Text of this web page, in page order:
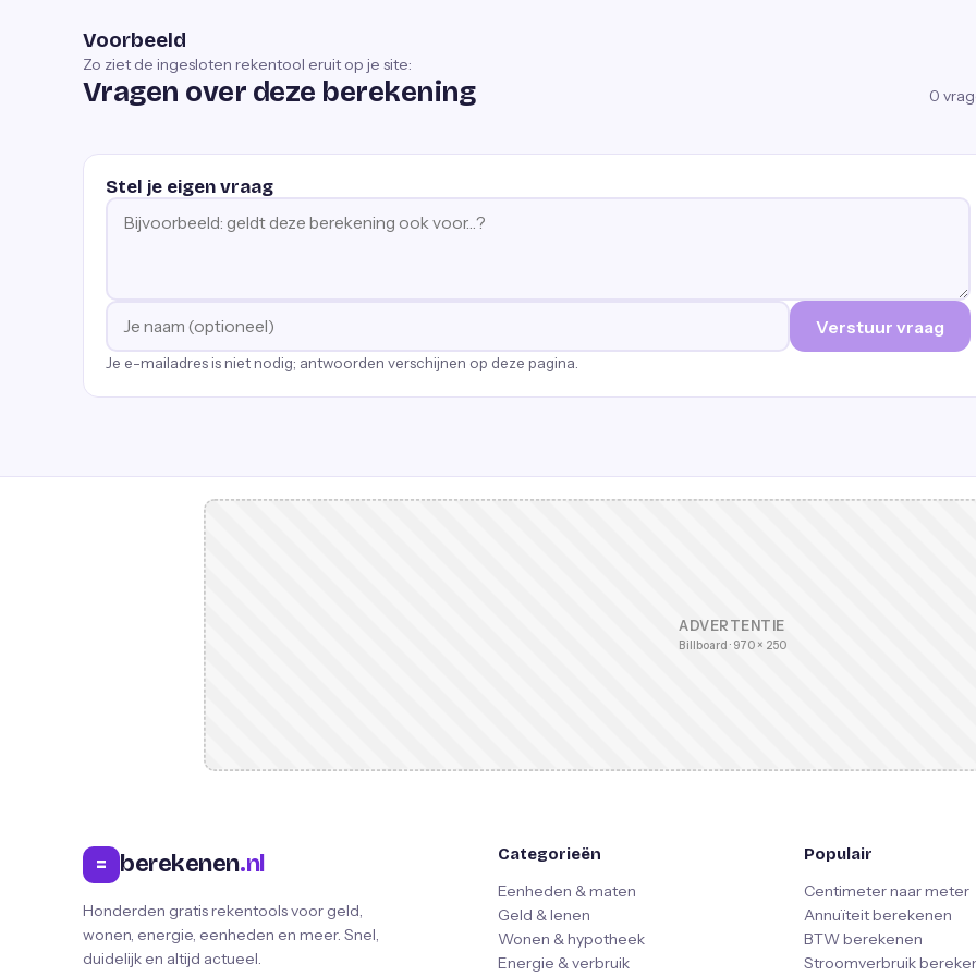
Voorbeeld
Zo ziet de ingesloten rekentool eruit op je site:
Vragen over deze berekening 0
Stel je eigen vraag
Verstuur vraag
Je e-mailadres is niet nodig; antwoorden verschijnen op deze pagina.
ADVERTENTIE
Billboard · 970 × 250
= berekenen.nl
Honderden gratis rekentools voor geld,
wonen, energie, eenheden en meer. Snel,
duidelijk en altijd actueel.
Categorieën
Eenheden & maten
Geld & lenen
Wonen & hypotheek
Energie & verbruik
Populair
Centimeter naar meter
Annuïteit berekenen
BTW berekenen
Stroomverbruik